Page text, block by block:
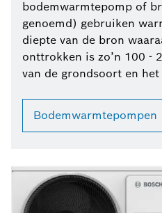
bodemwarmtepomp of
genoemd) gebruiken
diepte van de bron
onttrokken is zo’n 100 -
van de grondsoort en
Bodemwarmtepompen